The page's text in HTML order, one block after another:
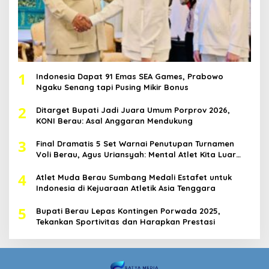
1
Indonesia Dapat 91 Emas SEA Games, Prabowo
Ngaku Senang tapi Pusing Mikir Bonus
2
Ditarget Bupati Jadi Juara Umum Porprov 2026,
KONI Berau: Asal Anggaran Mendukung
3
Final Dramatis 5 Set Warnai Penutupan Turnamen
Voli Berau, Agus Uriansyah: Mental Atlet Kita Luar
4
Atlet Muda Berau Sumbang Medali Estafet untuk
Indonesia di Kejuaraan Atletik Asia Tenggara
5
Bupati Berau Lepas Kontingen Porwada 2025,
Tekankan Sportivitas dan Harapkan Prestasi